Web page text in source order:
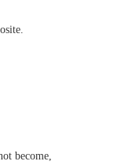
become,